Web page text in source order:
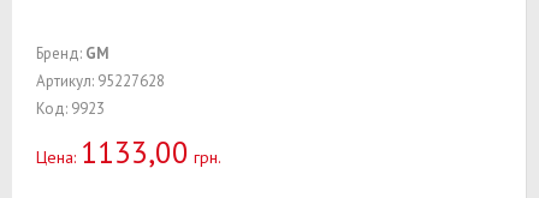
Бренд: GM
Артикул: 95227628
Код: 9923
Цена: 1133,00 грн.